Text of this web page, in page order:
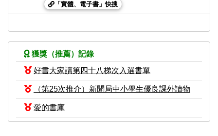
「實體、電子書」快搜
獲獎（推薦）記錄
好書大家讀第四十八梯次入選書單
（第25次推介）新聞局中小學生優良課外讀物
愛的書庫